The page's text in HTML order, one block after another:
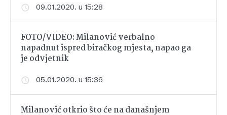
09.01.2020. u 15:28
FOTO/VIDEO: Milanović verbalno
napadnut ispred biračkog mjesta, napao ga
je odvjetnik
05.01.2020. u 15:36
Milanović otkrio što će na današnjem